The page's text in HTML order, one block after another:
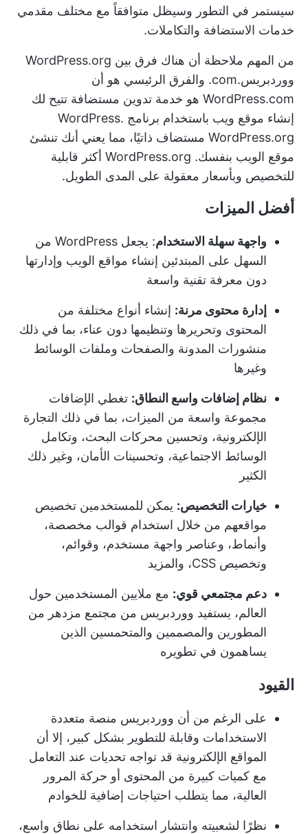
سيستمر في التطور وسيظل متوافقاً مع مختلف مقدمي
خدمات الاستضافة والتكاملات.
من المهم ملاحظة أن هناك فرق بين WordPress.org
ووردبريس.com. والفرق الرئيسي هو أن
WordPress.com هو خدمة تدوين مستضافة تتيح لك
إنشاء موقع ويب باستخدام برنامج WordPress.
WordPress.org مستضاف ذاتيًا، مما يعني أنك تنشئ
موقع الويب بنفسك. WordPress.org أكثر قابلية
للتخصيص وبأسعار معقولة على المدى الطويل.
أفضل الميزات
واجهة سهلة الاستخدام
: يجعل WordPress من
السهل على المبتدئين إنشاء مواقع الويب وإدارتها
دون معرفة تقنية واسعة
إدارة محتوى مرنة: إنشاء أنواع مختلفة من
المحتوى وتحريرها وتنظيمها دون عناء، بما في ذلك
منشورات المدونة والصفحات وملفات الوسائط
وغيرها
نظام إضافات واسع النطاق: تغطي الإضافات
مجموعة واسعة من الميزات، بما في ذلك التجارة
الإلكترونية، وتحسين محركات البحث، وتكامل
الوسائط الاجتماعية، وتحسينات الأمان، وغير ذلك
الكثير
خيارات التخصيص: يمكن للمستخدمين تخصيص
مواقعهم من خلال استخدام قوالب مخصصة،
وأنماط، وعناصر واجهة مستخدم، وقوائم،
وتخصيص CSS، والمزيد
دعم مجتمعي قوي: مع ملايين المستخدمين حول
العالم، يستفيد ووردبريس من مجتمع مزدهر من
المطورين والمصممين والمتحمسين الذين
يساهمون في تطويره
القيود
على الرغم من أن ووردبريس منصة متعددة
الاستخدامات وقابلة للتطوير بشكل كبير، إلا أن
المواقع الإلكترونية قد تواجه تحديات عند التعامل
مع كميات كبيرة من المحتوى أو حركة المرور
العالية، مما يتطلب احتياجات إضافية للخوادم
نظرًا لشعبيته وانتشار استخدامه على نطاق واسع،